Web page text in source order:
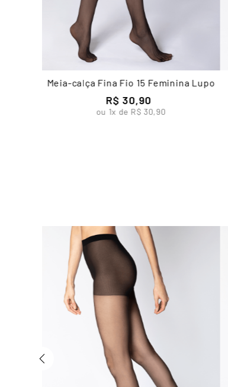
Meia-calça Fina Fio 15 Feminina Lupo
R$ 30,90
ou 1x de R$ 30,90